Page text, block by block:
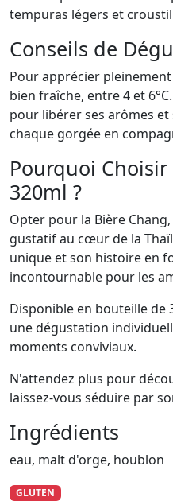
tempuras légers et
Conseils de
Pour apprécier
bien fraîche, entre 4 et
pour libérer ses arômes et
chaque gorgée en
Pourquoi
320ml ?
Opter pour la Bière
gustatif au cœur de la
unique et son histoire en
incontournable pour les
Disponible en bouteille de
une dégustation
moments conviviaux.
N'attendez plus pour
laissez-vous séduire par
Ingrédients
eau, malt d'orge, houblon
GLUTEN